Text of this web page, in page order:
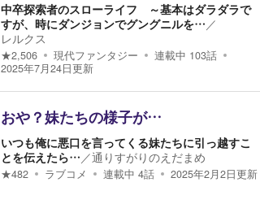
中卒探索者のスローライフ ～基本はダラダラで
すが、時にダンジョンでグングニルを…／
レルクス
★2,506 現代ファンタジー 連載中 103話
2025年7月24日更新
おや？妹たちの様子が…
いつも俺に悪口を言ってくる妹たちに引っ越すこ
とを伝えたら…／通りすがりのえだまめ
★482 ラブコメ 連載中 4話 2025年2月2日更新